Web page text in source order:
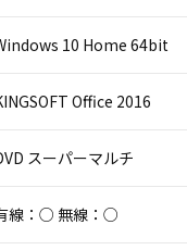
10 Home 64bit
Office 2016
スーパーマルチ
線：○ 無線：○